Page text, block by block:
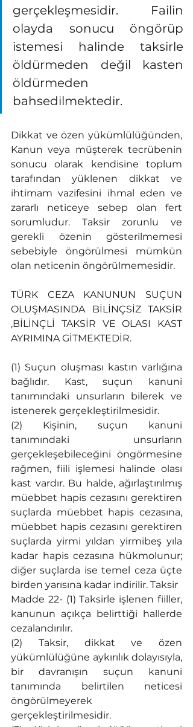
gerçekleşmesidir. Failin
olayda sonucu öngörüp
istemesi halinde taksirle
öldürmeden değil kasten
öldürmeden
bahsedilmektedir.
Dikkat ve özen yükümlülüğünden,
Kanun veya müşterek tecrübenin
sonucu olarak kendisine toplum
tarafından yüklenen dikkat ve
ihtimam vazifesini ihmal eden ve
zararlı neticeye sebep olan fert
sorumludur. Taksir zorunlu ve
gerekli özenin gösterilmemesi
sebebiyle öngörülmesi mümkün
olan neticenin öngörülmemesidir.
TÜRK CEZA KANUNUN SUÇUN
OLUŞMASINDA BİLİNÇSİZ TAKSİR
,BİLİNÇLİ TAKSİR VE OLASI KAST
AYRIMINA GİTMEKTEDİR.
(1) Suçun oluşması kastın varlığına
bağlıdır. Kast, suçun kanuni
tanımındaki unsurların bilerek ve
istenerek gerçekleştirilmesidir.
(2) Kişinin, suçun kanuni
tanımındaki unsurların
gerçekleşebileceğini öngörmesine
rağmen, fiili işlemesi halinde olası
kast vardır. Bu halde, ağırlaştırılmış
müebbet hapis cezasını gerektiren
suçlarda müebbet hapis cezasına,
müebbet hapis cezasını gerektiren
suçlarda yirmi yıldan yirmibeş yıla
kadar hapis cezasına hükmolunur;
diğer suçlarda ise temel ceza üçte
birden yarısına kadar indirilir. Taksir
Madde 22- (1) Taksirle işlenen fiiller,
kanunun açıkça belirttiği hallerde
cezalandırılır.
(2) Taksir, dikkat ve özen
yükümlülüğüne aykırılık dolayısıyla,
bir davranışın suçun kanuni
tanımında belirtilen neticesi
öngörülmeyerek
gerçekleştirilmesidir.